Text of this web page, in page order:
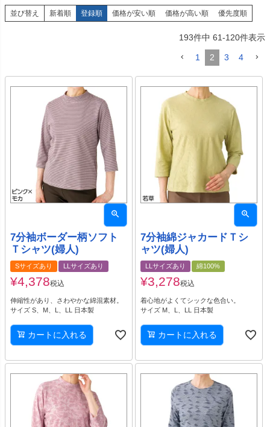
並び替え 新着順 登録順 価格が安い順 価格が高い順 優先度順
193件中 61-120件表示
1 2 3 4
7分袖ボーダー柄ソフト
Ｔシャツ(婦人)
Sサイズあり LLサイズあり
¥4,378税込
伸縮性があり、さわやかな綿混素材。
サイズ S、M、L、LL 日本製
カートに入れる
7分袖綿ジャカードＴシ
ャツ(婦人)
LLサイズあり 綿100%
¥3,278税込
着心地がよくてシックな色合い。
サイズ M、L、LL 日本製
カートに入れる